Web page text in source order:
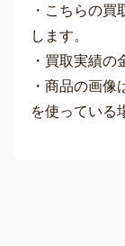
・こちらの
します。
・買取実績の
・商品の画
を使っている